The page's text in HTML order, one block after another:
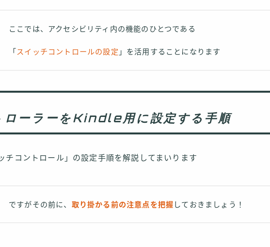
ここでは、アクセシビリティ内の機能のひとつである
「 スイッチコントロールの設定 」を活用することになります
ローラーをKindle用に設定する手順
チコントロール」の設定手順を解説してまいります
ですがその前に、 取り掛かる前の注意点を把握 しておきましょう！